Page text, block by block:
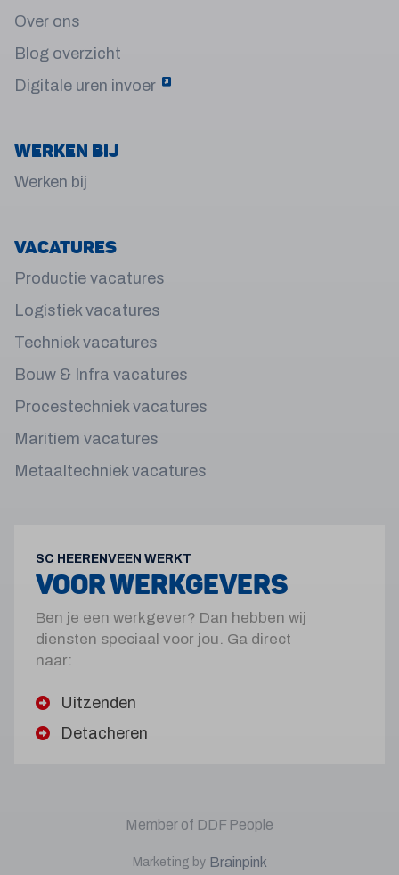
Over ons
Blog overzicht
Digitale uren invoer
Werken bij
Werken bij
Vacatures
Productie vacatures
Logistiek vacatures
Techniek vacatures
Bouw & Infra vacatures
Procestechniek vacatures
Maritiem vacatures
Metaaltechniek vacatures
SC HEERENVEEN WERKT
VOOR WERKGEVERS
Ben je een werkgever? Dan hebben wij
diensten speciaal voor jou. Ga direct
naar:
Uitzenden
Detacheren
Member of DDF People
Marketing by Brainpink